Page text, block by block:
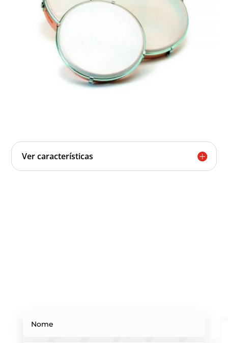
Ver características